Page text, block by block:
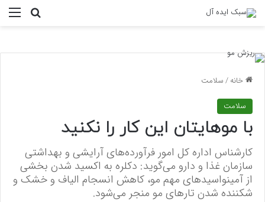
خانه/سلامت
سلامت
با موهایتان این کار را نکنید
کارشناس اداره کل امور فرآورده‌های آرایشی و بهداشتی
سازمان غذا و دارو می‌گوید: دکلره به اکسید شدن بخشی
از آمینواسیدهای مهم مو، کاهش انسجام الیاف و خشک و
شکننده شدن تارهای مو منجر می‌شود.